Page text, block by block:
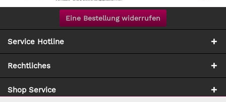
Eine Bestellung widerrufen
Service Hotline
Rechtliches
Shop Service